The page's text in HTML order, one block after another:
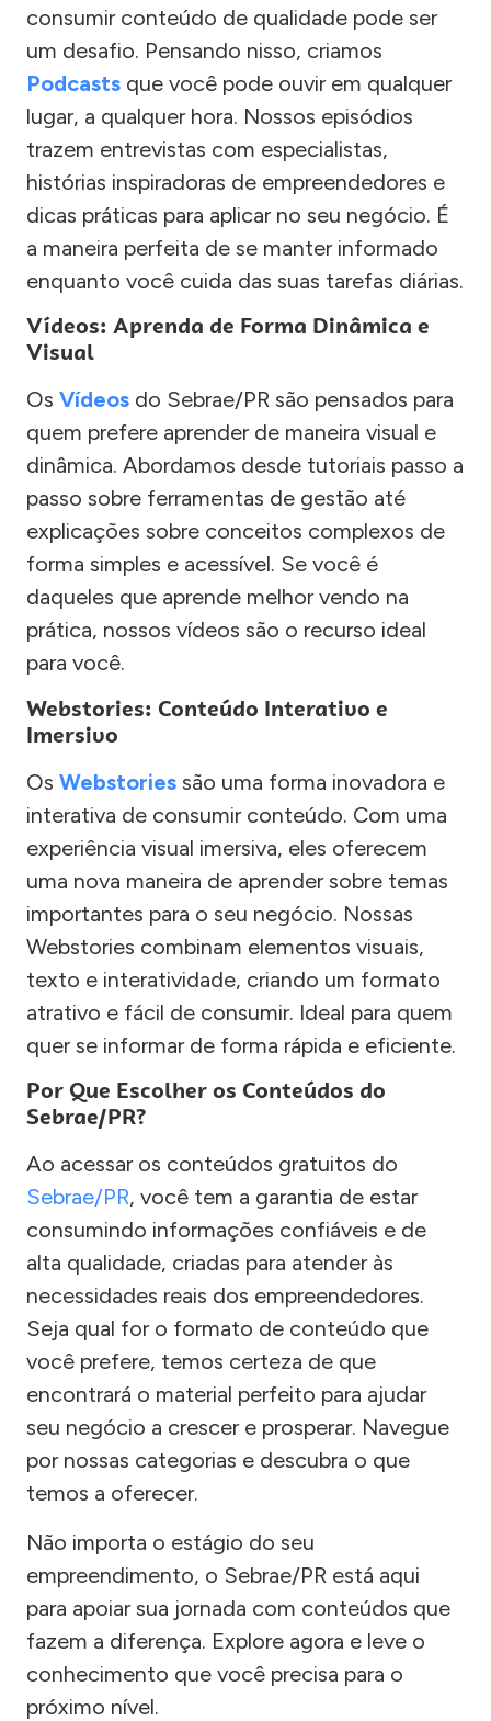
consumir conteúdo de qualidade pode ser
um desafio. Pensando nisso, criamos
Podcasts que você pode ouvir em qualquer
lugar, a qualquer hora. Nossos episódios
trazem entrevistas com especialistas,
histórias inspiradoras de empreendedores e
dicas práticas para aplicar no seu negócio. É
a maneira perfeita de se manter informado
enquanto você cuida das suas tarefas diárias.
Vídeos: Aprenda de Forma Dinâmica e
Visual
Os Vídeos do Sebrae/PR são pensados para
quem prefere aprender de maneira visual e
dinâmica. Abordamos desde tutoriais passo a
passo sobre ferramentas de gestão até
explicações sobre conceitos complexos de
forma simples e acessível. Se você é
daqueles que aprende melhor vendo na
prática, nossos vídeos são o recurso ideal
para você.
Webstories: Conteúdo Interativo e
Imersivo
Os Webstories são uma forma inovadora e
interativa de consumir conteúdo. Com uma
experiência visual imersiva, eles oferecem
uma nova maneira de aprender sobre temas
importantes para o seu negócio. Nossas
Webstories combinam elementos visuais,
texto e interatividade, criando um formato
atrativo e fácil de consumir. Ideal para quem
quer se informar de forma rápida e eficiente.
Por Que Escolher os Conteúdos do
Sebrae/PR?
Ao acessar os conteúdos gratuitos do
Sebrae/PR, você tem a garantia de estar
consumindo informações confiáveis e de
alta qualidade, criadas para atender às
necessidades reais dos empreendedores.
Seja qual for o formato de conteúdo que
você prefere, temos certeza de que
encontrará o material perfeito para ajudar
seu negócio a crescer e prosperar. Navegue
por nossas categorias e descubra o que
temos a oferecer.
Não importa o estágio do seu
empreendimento, o Sebrae/PR está aqui
para apoiar sua jornada com conteúdos que
fazem a diferença. Explore agora e leve o
conhecimento que você precisa para o
próximo nível.